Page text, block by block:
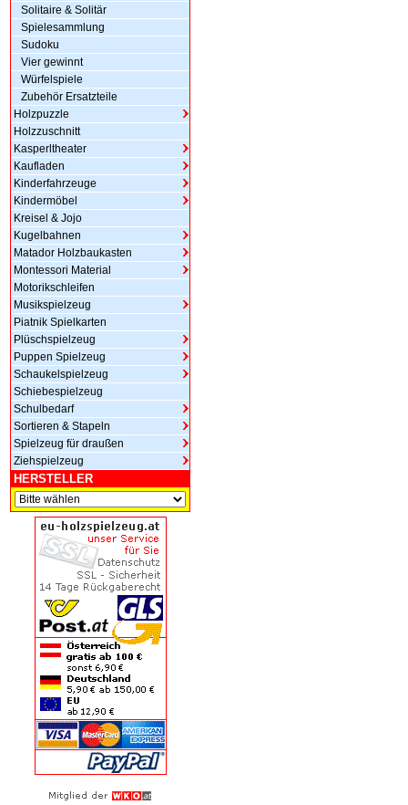
Solitaire & Solitär
Spielesammlung
Sudoku
Vier gewinnt
Würfelspiele
Zubehör Ersatzteile
Holzpuzzle
Holzzuschnitt
Kasperltheater
Kaufladen
Kinderfahrzeuge
Kindermöbel
Kreisel & Jojo
Kugelbahnen
Matador Holzbaukasten
Montessori Material
Motorikschleifen
Musikspielzeug
Piatnik Spielkarten
Plüschspielzeug
Puppen Spielzeug
Schaukelspielzeug
Schiebespielzeug
Schulbedarf
Sortieren & Stapeln
Spielzeug für draußen
Ziehspielzeug
HERSTELLER